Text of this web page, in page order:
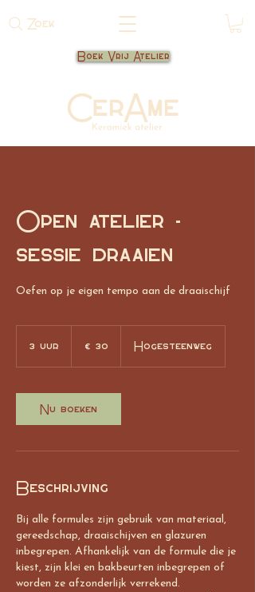
Zoek
Boek Vrij Atelier
Open atelier -
sessie draaien
Oefen op je eigen tempo aan de draaischijf
3 uur
r
€ 30 Hogesteenweg
Nu boeken
Beschrijving
Bij alle formules zijn gebruik van materiaal,
gereedschap, draaischijven en glazuren
inbegrepen. Afhankelijk van de formule die je
kiest, zijn klei en bakbeurten inbegrepen of
worden ze afzonderlijk verrekend.